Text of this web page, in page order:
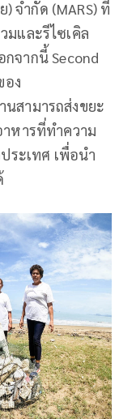
จำกัด (MARS) ที่
มและรีไซเคิล
จากนี้ Second
อง
นสามารถส่งขยะ
หารที่ทำความ
ระเทศ เพื่อนำ